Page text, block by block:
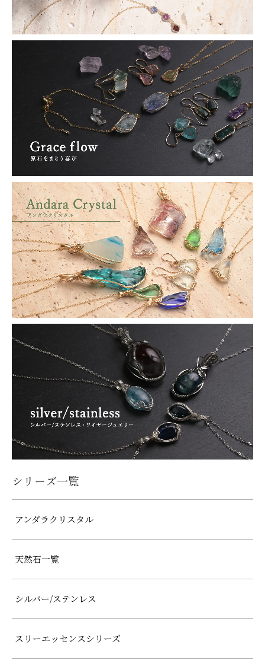
シリーズ一覧
アンダラクリスタル
天然石一覧
シルバー/ステンレス
スリーエッセンスシリーズ